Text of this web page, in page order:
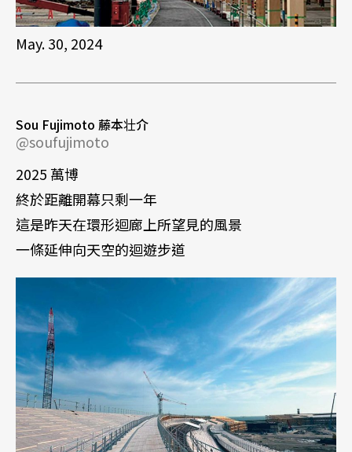
May. 30, 2024
Sou Fujimoto 藤本壮介
@soufujimoto
2025 萬博
終於距離開幕只剩一年
這是昨天在環形迴廊上所望見的風景
一條延伸向天空的迴遊步道